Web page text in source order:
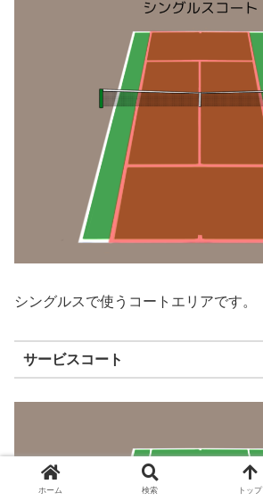
シングルスで使うコートエリアです。
サービスコート
ホーム 検索 トップ